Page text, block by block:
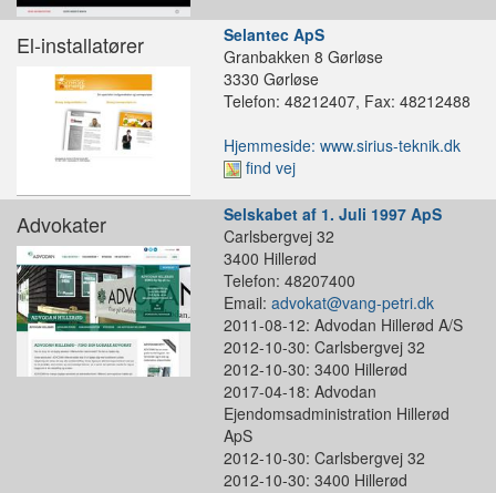
El-installatører
Selantec ApS
Granbakken 8 Gørløse
3330 Gørløse
Telefon: 48212407, Fax: 48212488
Hjemmeside: www.sirius-teknik.dk
find vej
Advokater
Selskabet af 1. Juli 1997 ApS
Carlsbergvej 32
3400 Hillerød
Telefon: 48207400
Email: advokat@vang-petri.dk
2011-08-12: Advodan Hillerød A/S
2012-10-30: Carlsbergvej 32
2012-10-30: 3400 Hillerød
2017-04-18: Advodan
Ejendomsadministration Hillerød
ApS
2012-10-30: Carlsbergvej 32
2012-10-30: 3400 Hillerød